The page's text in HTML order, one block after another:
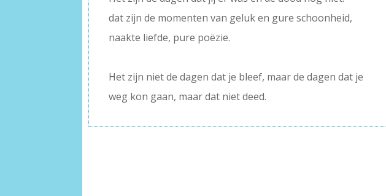
dat zijn de momenten van geluk en gure schoonheid,
naakte liefde, pure poëzie.
Het zijn niet de dagen dat je bleef, maar de dagen dat je
weg kon gaan, maar dat niet deed.